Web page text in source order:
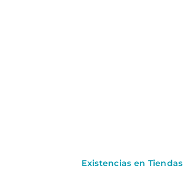
Existencias en Tiendas